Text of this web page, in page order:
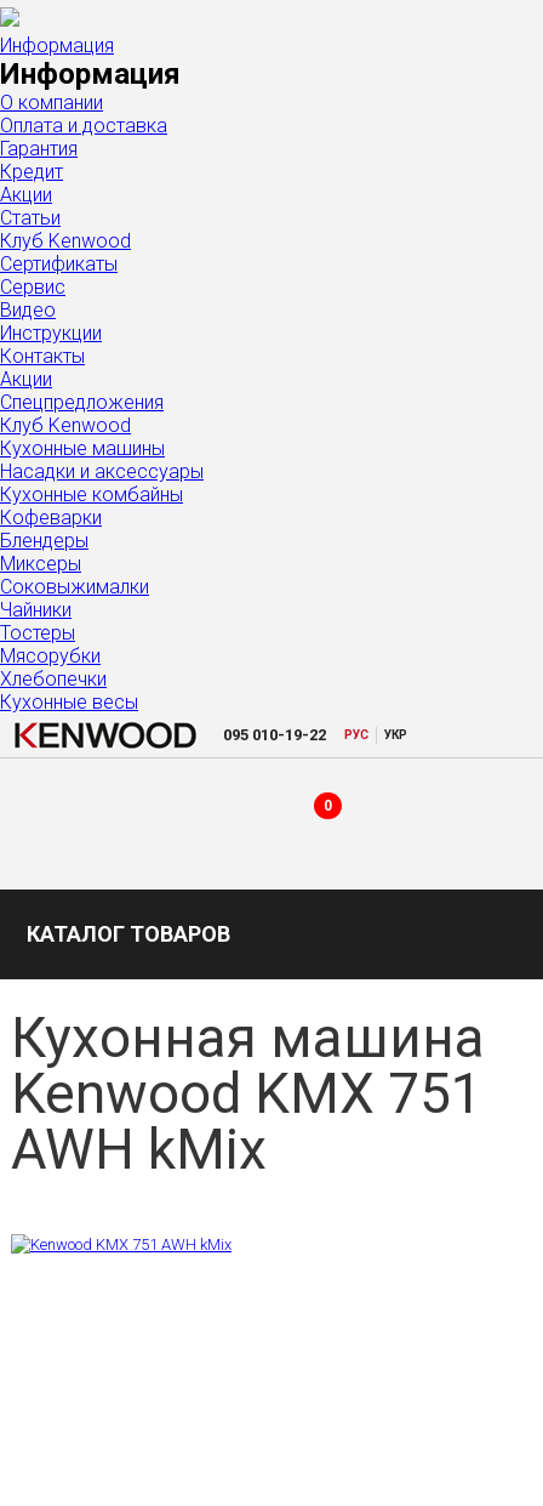
Информация
Информация
О компании
Оплата и доставка
Гарантия
Кредит
Акции
Статьи
Клуб Kenwood
Сертификаты
Сервис
Видео
Инструкции
Контакты
Акции
Спецпредложения
Клуб Kenwood
Кухонные машины
Насадки и аксессуары
Кухонные комбайны
Кофеварки
Блендеры
Миксеры
Соковыжималки
Чайники
Тостеры
Мясорубки
Хлебопечки
Кухонные весы
095 010-19-22 РУC | УКР
0
КАТАЛОГ ТОВАРОВ
Кухонная машина
Kenwood KMX 751
AWH kMix